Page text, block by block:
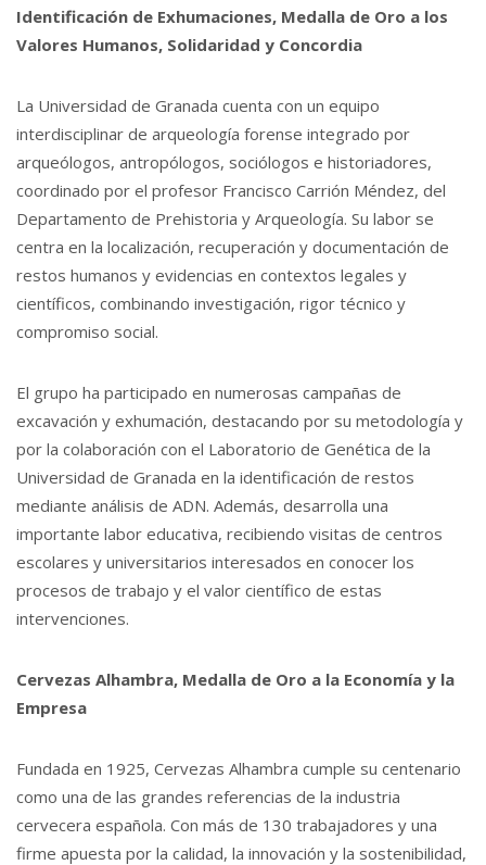
Identificación de Exhumaciones, Medalla de Oro a los
Valores Humanos, Solidaridad y Concordia
La Universidad de Granada cuenta con un equipo
interdisciplinar de arqueología forense integrado por
arqueólogos, antropólogos, sociólogos e historiadores,
coordinado por el profesor Francisco Carrión Méndez, del
Departamento de Prehistoria y Arqueología. Su labor se
centra en la localización, recuperación y documentación de
restos humanos y evidencias en contextos legales y
científicos, combinando investigación, rigor técnico y
compromiso social.
El grupo ha participado en numerosas campañas de
excavación y exhumación, destacando por su metodología y
por la colaboración con el Laboratorio de Genética de la
Universidad de Granada en la identificación de restos
mediante análisis de ADN. Además, desarrolla una
importante labor educativa, recibiendo visitas de centros
escolares y universitarios interesados en conocer los
procesos de trabajo y el valor científico de estas
intervenciones.
Cervezas Alhambra, Medalla de Oro a la Economía y la
Empresa
Fundada en 1925, Cervezas Alhambra cumple su centenario
como una de las grandes referencias de la industria
cervecera española. Con más de 130 trabajadores y una
firme apuesta por la calidad, la innovación y la sostenibilidad,